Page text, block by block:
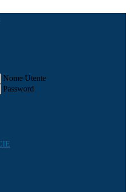
Nome Utente
Password